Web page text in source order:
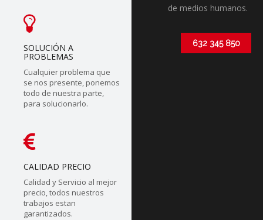
SOLUCIÓN A
PROBLEMAS
Cualquier problema que
se nos presente, ponemos
todo de nuestra parte,
para solucionarlo.
CALIDAD PRECIO
Calidad y Servicio al mejor
precio, todos nuestros
trabajos estan
garantizados.
de medios humanos.
632 345 850